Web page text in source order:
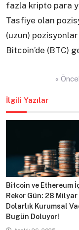
fazla kripto para
Tasfiye olan
(uzun)
Bitcoin’de (BTC)
«
İlgili Yazılar
Bitcoin ve Ethereum
Rekor Gün: 28 Milyar
Dolarlık Kurumsal
Bugün Doluyor!